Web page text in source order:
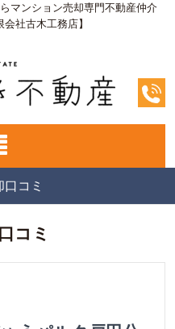
マンション売却専門不動産仲介
社古木工務店】
コミ
コミ